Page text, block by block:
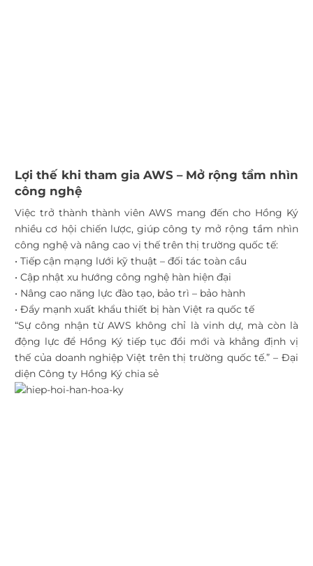
Lợi thế khi tham gia AWS – Mở rộng tầm nhìn
công nghệ
Việc trở thành thành viên AWS mang đến cho Hồng Ký
nhiều cơ hội chiến lược, giúp công ty mở rộng tầm nhìn
công nghệ và nâng cao vị thế trên thị trường quốc tế:
• Tiếp cận mạng lưới kỹ thuật – đối tác toàn cầu
• Cập nhật xu hướng công nghệ hàn hiện đại
• Nâng cao năng lực đào tạo, bảo trì – bảo hành
• Đẩy mạnh xuất khẩu thiết bị hàn Việt ra quốc tế
“Sự công nhận từ AWS không chỉ là vinh dự, mà còn là
động lực để Hồng Ký tiếp tục đổi mới và khẳng định vị
thế của doanh nghiệp Việt trên thị trường quốc tế.” – Đại
diện Công ty Hồng Ký chia sẻ